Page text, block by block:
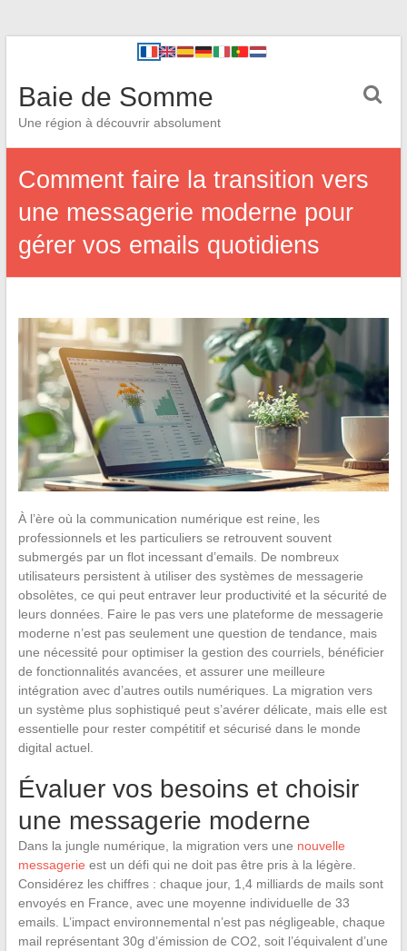
Baie de Somme
Une région à découvrir absolument
Comment faire la transition vers
une messagerie moderne pour
gérer vos emails quotidiens
À l’ère où la communication numérique est reine, les
professionnels et les particuliers se retrouvent souvent
submergés par un flot incessant d’emails. De nombreux
utilisateurs persistent à utiliser des systèmes de messagerie
obsolètes, ce qui peut entraver leur productivité et la sécurité de
leurs données. Faire le pas vers une plateforme de messagerie
moderne n’est pas seulement une question de tendance, mais
une nécessité pour optimiser la gestion des courriels, bénéficier
de fonctionnalités avancées, et assurer une meilleure
intégration avec d’autres outils numériques. La migration vers
un système plus sophistiqué peut s’avérer délicate, mais elle est
essentielle pour rester compétitif et sécurisé dans le monde
digital actuel.
Évaluer vos besoins et choisir
une messagerie moderne
Dans la jungle numérique, la migration vers une nouvelle
messagerie est un défi qui ne doit pas être pris à la légère.
Considérez les chiffres : chaque jour, 1,4 milliards de mails sont
envoyés en France, avec une moyenne individuelle de 33
emails. L’impact environnemental n’est pas négligeable, chaque
mail représentant 30g d’émission de CO2, soit l’équivalent d’une